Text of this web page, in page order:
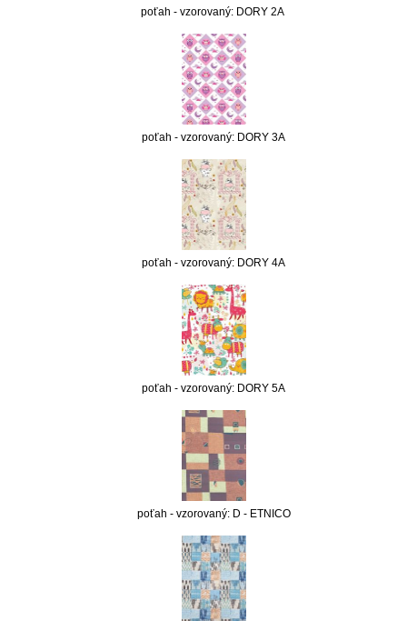
poťah - vzorovaný: DORY 2A
poťah - vzorovaný: DORY 3A
poťah - vzorovaný: DORY 4A
poťah - vzorovaný: DORY 5A
poťah - vzorovaný: D - ETNICO